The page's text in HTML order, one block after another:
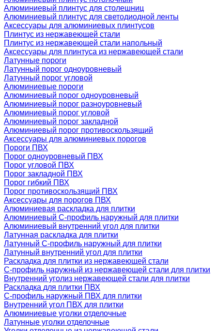
Алюминиевый плинтус для столешниц
Алюминиевый плинтус для светодиодной ленты
Аксессуары для алюминиевых плинтусов
Плинтус из нержавеющей стали
Плинтус из нержавеющей стали напольный
Аксессуары для плинтуса из нержавеющей стали
Латунные пороги
Латунный порог одноуровневый
Латунный порог угловой
Алюминиевые пороги
Алюминиевый порог одноуровневый
Алюминиевый порог разноуровневый
Алюминиевый порог угловой
Алюминиевый порог закладной
Алюминиевый порог противоскользящий
Аксессуары для алюминиевых порогов
Пороги ПВХ
Порог одноуровневый ПВХ
Порог угловой ПВХ
Порог закладной ПВХ
Порог гибкий ПВХ
Порог противоскользящий ПВХ
Аксессуары для порогов ПВХ
Алюминиевая раскладка для плитки
Алюминиевый С-профиль наружный для плитки
Алюминиевый внутренний угол для плитки
Латунная раскладка для плитки
Латунный С-профиль наружный для плитки
Латунный внутренний угол для плитки
Раскладка для плитки из нержавеющей стали
С-профиль наружный из нержавеющей стали для плитки
Внутренний уголиз нержавеющей стали для плитки
Раскладка для плитки ПВХ
С-профиль наружный ПВХ для плитки
Внутренний угол ПВХ для плитки
Алюминиевые уголки отделочные
Латунные уголки отделочные